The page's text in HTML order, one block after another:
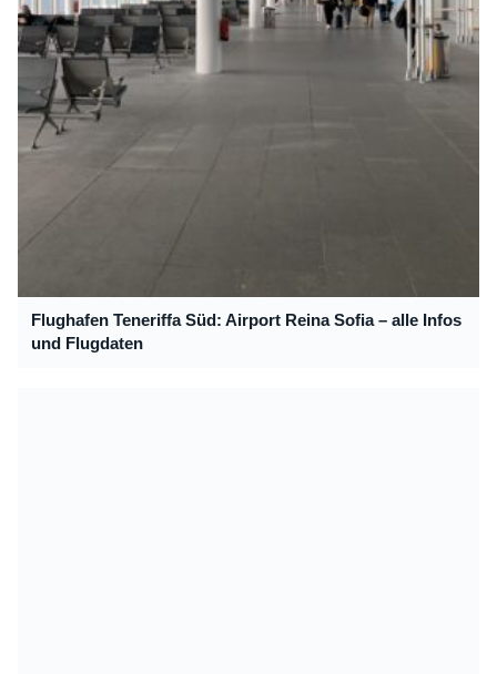
Flughafen Teneriffa Süd: Airport Reina Sofia – alle Infos
und Flugdaten